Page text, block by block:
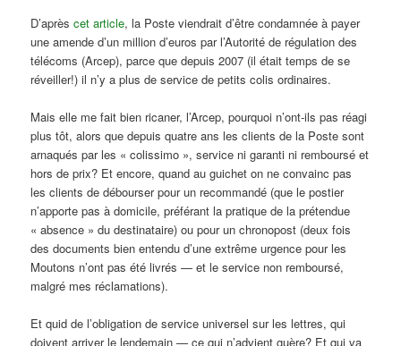
D’aprèscet article, la Poste viendrait d’être condamnée à payer
une amende d’un million d’euros par l’Autorité de régulation des
télécoms (Arcep), parce que depuis 2007 (il était temps de se
réveiller!) il n’y a plus de service de petits colis ordinaires.
Mais elle me fait bien ricaner, l’Arcep, pourquoi n’ont-ils pas réagi
plus tôt, alors que depuis quatre ans les clients de la Poste sont
arnaqués par les « colissimo », service ni garanti ni remboursé et
hors de prix? Et encore, quand au guichet on ne convainc pas
les clients de débourser pour un recommandé (que le postier
n’apporte pas à domicile, préférant la pratique de la prétendue
« absence » du destinataire) ou pour un chronopost (deux fois
des documents bien entendu d’une extrême urgence pour les
Moutons n’ont pas été livrés — et le service non remboursé,
malgré mes réclamations).
Et quid de l’obligation de service universel sur les lettres, qui
doivent arriver le lendemain — ce qui n’advient guère? Et qui va